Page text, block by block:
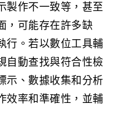
製作不一致等，甚至
，可能存在許多缺
行。若以數位工具輔
自動查找與符合性檢
示、數據收集和分析
效率和準確性，並輔